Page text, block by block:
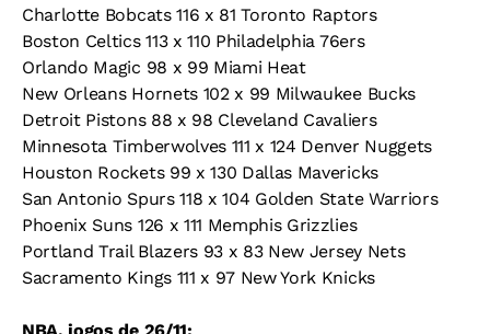
Charlotte Bobcats 116 x 81 Toronto Raptors
Boston Celtics 113 x 110 Philadelphia 76ers
Orlando Magic 98 x 99 Miami Heat
New Orleans Hornets 102 x 99 Milwaukee Bucks
Detroit Pistons 88 x 98 Cleveland Cavaliers
Minnesota Timberwolves 111 x 124 Denver Nuggets
Houston Rockets 99 x 130 Dallas Mavericks
San Antonio Spurs 118 x 104 Golden State Warriors
Phoenix Suns 126 x 111 Memphis Grizzlies
Portland Trail Blazers 93 x 83 New Jersey Nets
Sacramento Kings 111 x 97 New York Knicks